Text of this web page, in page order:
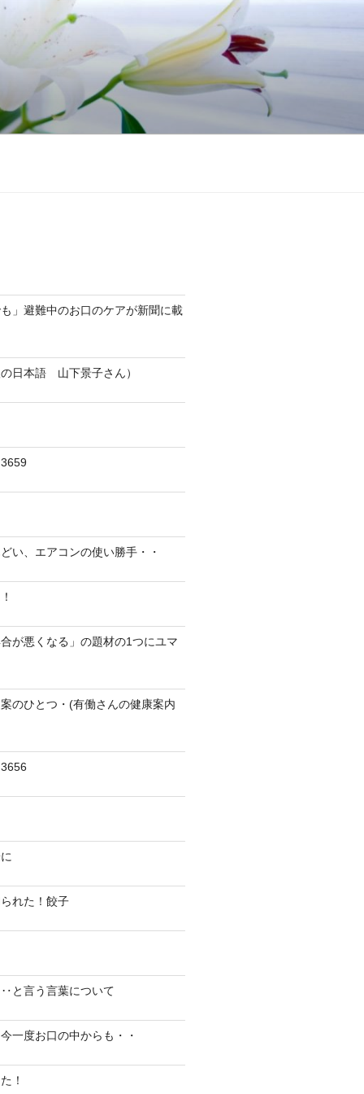
も」避難中のお口のケアが新聞に載
日本語 山下景子さん）
い、エアコンの使い勝手・・
が悪くなる」の題材の1つにユマ
のひとつ・(有働さんの健康案内
られた！餃子
と言う言葉について
一度お口の中からも・・
！